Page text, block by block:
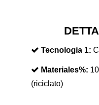
Tecnologia 1:
Materiales%:
(riciclato)